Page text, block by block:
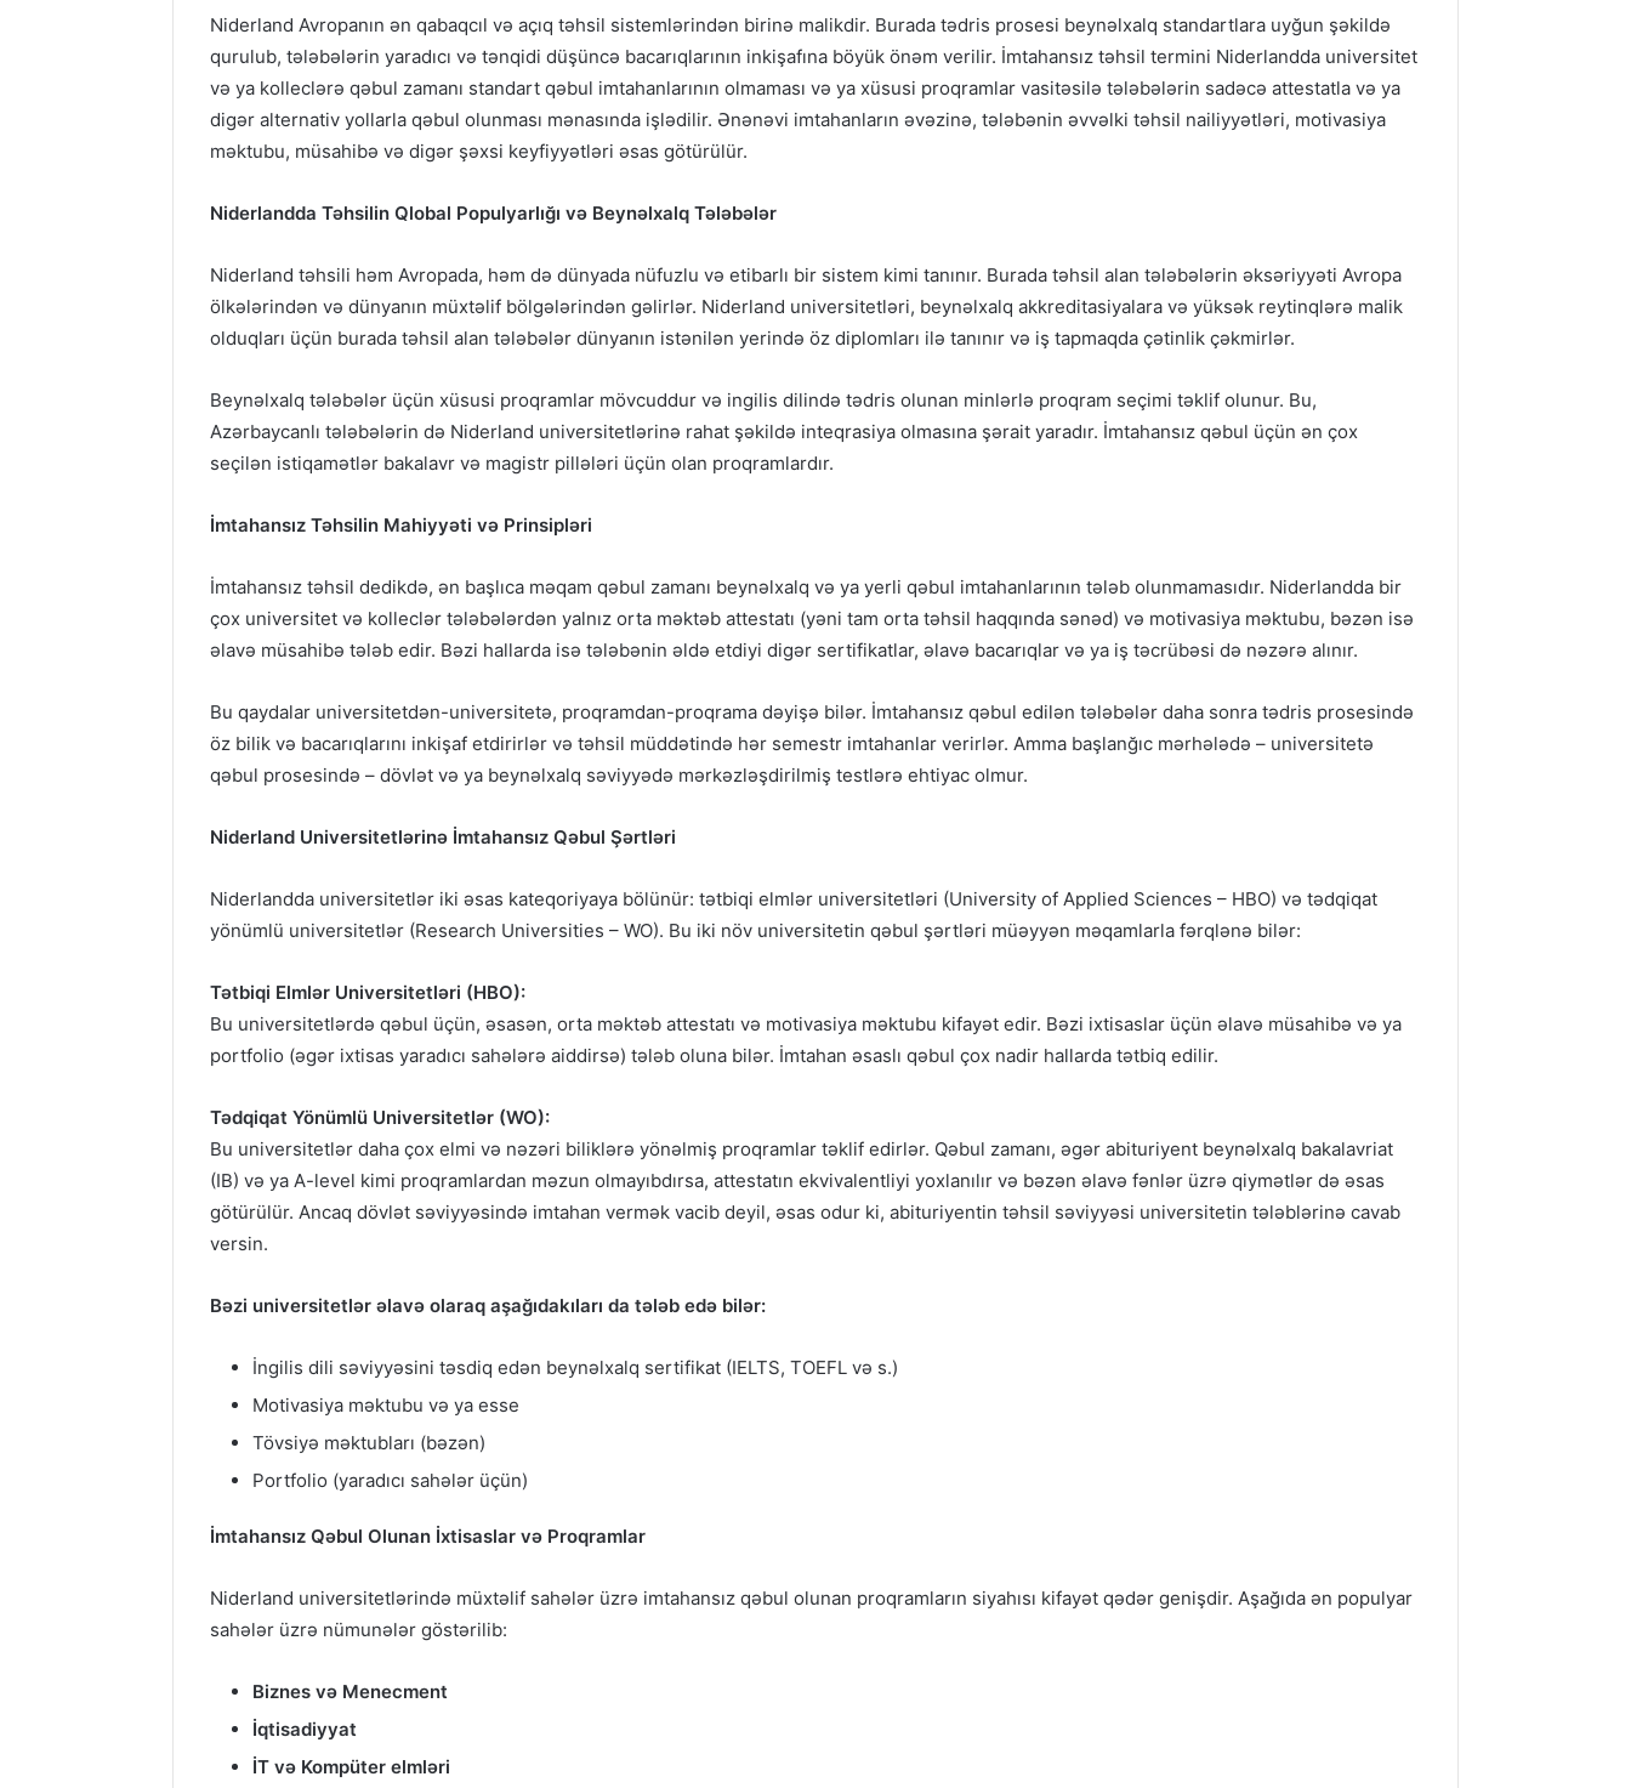
Niderland Avropanın ən qabaqcıl və açıq təhsil sistemlərindən birinə malikdir. Burada tədris prosesi beynəlxalq standartlara uyğun şəkildə
qurulub, tələbələrin yaradıcı və tənqidi düşüncə bacarıqlarının inkişafına böyük önəm verilir. İmtahansız təhsil termini Niderlandda universitet
və ya kolleclərə qəbul zamanı standart qəbul imtahanlarının olmaması və ya xüsusi proqramlar vasitəsilə tələbələrin sadəcə attestatla və ya
digər alternativ yollarla qəbul olunması mənasında işlədilir. Ənənəvi imtahanların əvəzinə, tələbənin əvvəlki təhsil nailiyyətləri, motivasiya
məktubu, müsahibə və digər şəxsi keyfiyyətləri əsas götürülür.
Niderlandda Təhsilin Qlobal Populyarlığı və Beynəlxalq Tələbələr
Niderland təhsili həm Avropada, həm də dünyada nüfuzlu və etibarlı bir sistem kimi tanınır. Burada təhsil alan tələbələrin əksəriyyəti Avropa
ölkələrindən və dünyanın müxtəlif bölgələrindən gəlirlər. Niderland universitetləri, beynəlxalq akkreditasiyalara və yüksək reytinqlərə malik
olduqları üçün burada təhsil alan tələbələr dünyanın istənilən yerində öz diplomları ilə tanınır və iş tapmaqda çətinlik çəkmirlər.
Beynəlxalq tələbələr üçün xüsusi proqramlar mövcuddur və ingilis dilində tədris olunan minlərlə proqram seçimi təklif olunur. Bu,
Azərbaycanlı tələbələrin də Niderland universitetlərinə rahat şəkildə inteqrasiya olmasına şərait yaradır. İmtahansız qəbul üçün ən çox
seçilən istiqamətlər bakalavr və magistr pillələri üçün olan proqramlardır.
İmtahansız Təhsilin Mahiyyəti və Prinsipləri
İmtahansız təhsil dedikdə, ən başlıca məqam qəbul zamanı beynəlxalq və ya yerli qəbul imtahanlarının tələb olunmamasıdır. Niderlandda bir
çox universitet və kolleclər tələbələrdən yalnız orta məktəb attestatı (yəni tam orta təhsil haqqında sənəd) və motivasiya məktubu, bəzən isə
əlavə müsahibə tələb edir. Bəzi hallarda isə tələbənin əldə etdiyi digər sertifikatlar, əlavə bacarıqlar və ya iş təcrübəsi də nəzərə alınır.
Bu qaydalar universitetdən-universitetə, proqramdan-proqrama dəyişə bilər. İmtahansız qəbul edilən tələbələr daha sonra tədris prosesində
öz bilik və bacarıqlarını inkişaf etdirirlər və təhsil müddətində hər semestr imtahanlar verirlər. Amma başlanğıc mərhələdə – universitetə
qəbul prosesində – dövlət və ya beynəlxalq səviyyədə mərkəzləşdirilmiş testlərə ehtiyac olmur.
Niderland Universitetlərinə İmtahansız Qəbul Şərtləri
Niderlandda universitetlər iki əsas kateqoriyaya bölünür: tətbiqi elmlər universitetləri (University of Applied Sciences – HBO) və tədqiqat
yönümlü universitetlər (Research Universities – WO). Bu iki növ universitetin qəbul şərtləri müəyyən məqamlarla fərqlənə bilər:
Tətbiqi Elmlər Universitetləri (HBO):
Bu universitetlərdə qəbul üçün, əsasən, orta məktəb attestatı və motivasiya məktubu kifayət edir. Bəzi ixtisaslar üçün əlavə müsahibə və ya
portfolio (əgər ixtisas yaradıcı sahələrə aiddirsə) tələb oluna bilər. İmtahan əsaslı qəbul çox nadir hallarda tətbiq edilir.
Tədqiqat Yönümlü Universitetlər (WO):
Bu universitetlər daha çox elmi və nəzəri biliklərə yönəlmiş proqramlar təklif edirlər. Qəbul zamanı, əgər abituriyent beynəlxalq bakalavriat
(IB) və ya A-level kimi proqramlardan məzun olmayıbdırsa, attestatın ekvivalentliyi yoxlanılır və bəzən əlavə fənlər üzrə qiymətlər də əsas
götürülür. Ancaq dövlət səviyyəsində imtahan vermək vacib deyil, əsas odur ki, abituriyentin təhsil səviyyəsi universitetin tələblərinə cavab
versin.
Bəzi universitetlər əlavə olaraq aşağıdakıları da tələb edə bilər:
İngilis dili səviyyəsini təsdiq edən beynəlxalq sertifikat (IELTS, TOEFL və s.)
Motivasiya məktubu və ya esse
Tövsiyə məktubları (bəzən)
Portfolio (yaradıcı sahələr üçün)
İmtahansız Qəbul Olunan İxtisaslar və Proqramlar
Niderland universitetlərində müxtəlif sahələr üzrə imtahansız qəbul olunan proqramların siyahısı kifayət qədər genişdir. Aşağıda ən populyar
sahələr üzrə nümunələr göstərilib:
Biznes və Menecment
İqtisadiyyat
İT və Kompüter elmləri